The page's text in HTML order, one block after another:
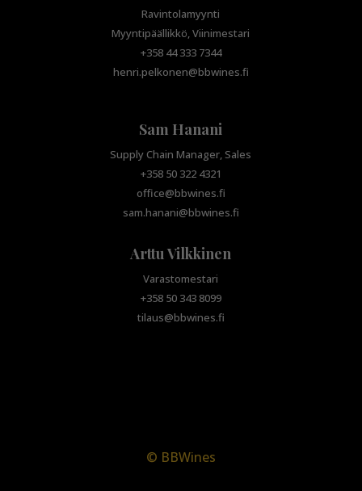
Ravintolamyynti
Myyntipäällikkö, Viinimestari
+358 44 333 7344
henri.pelkonen@bbwines.fi
Sam Hanani
Supply Chain Manager, Sales
+358 50 322 4321
office@bbwines.fi
sam.hanani@bbwines.fi
Arttu Vilkkinen
Varastomestari
+358 50 343 8099
tilaus@bbwines.fi
© BBWines